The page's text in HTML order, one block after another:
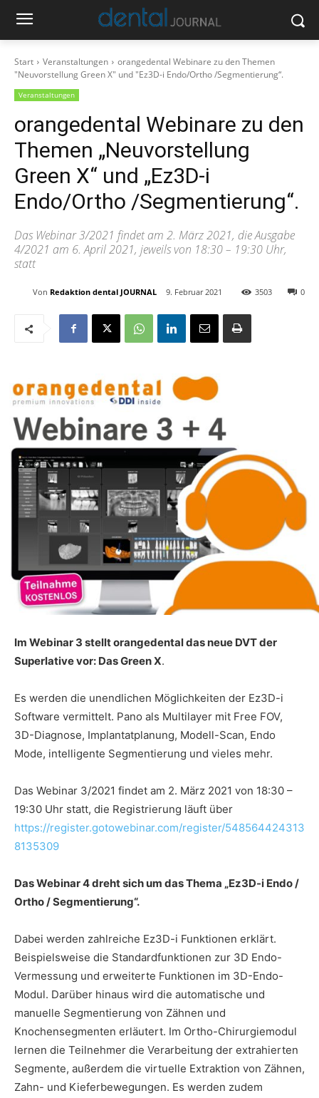
Start Veranstaltungen
orangedental Webinare zu den Themen
"Neuvorstellung Green X" und "Ez3D-i Endo/Ortho /Segmentierung“.
Veranstaltungen
orangedental Webinare zu den
Themen „Neuvorstellung
Green X“ und „Ez3D-i
Endo/Ortho /Segmentierung“.
Das Webinar 3/2021 findet am 2. März 2021, die Ausgabe
4/2021 am 6. April 2021, jeweils von 18:30 – 19:30 Uhr,
statt
Von Redaktion dental JOURNAL 9. Februar 2021 0
3503
Im Webinar 3 stellt orangedental das neue DVT der
Superlative vor: Das Green X.
Es werden die unendlichen Möglichkeiten der Ez3D-i
Software vermittelt. Pano als Multilayer mit Free FOV,
3D-Diagnose, Implantatplanung, Modell-Scan, Endo
Mode, intelligente Segmentierung und vieles mehr.
Das Webinar 3/2021 findet am 2. März 2021 von 18:30 –
19:30 Uhr statt, die Registrierung läuft über
https://register.gotowebinar.com/register/548564424313
8135309
Das Webinar 4 dreht sich um das Thema „Ez3D-i Endo /
Ortho / Segmentierung“.
Dabei werden zahlreiche Ez3D-i Funktionen erklärt.
Beispielsweise die Standardfunktionen zur 3D Endo-
Vermessung und erweiterte Funktionen im 3D-Endo-
Modul. Darüber hinaus wird die automatische und
manuelle Segmentierung von Zähnen und
Knochensegmenten erläutert. Im Ortho-Chirurgiemodul
lernen die Teilnehmer die Verarbeitung der extrahierten
Segmente, außerdem die virtuelle Extraktion von Zähnen,
Zahn- und Kieferbewegungen. Es werden zudem